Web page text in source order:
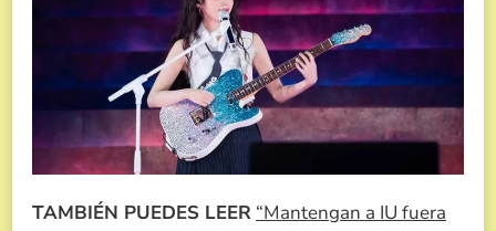
TAMBIÉN PUEDES LEER “Mantengan a IU fuera